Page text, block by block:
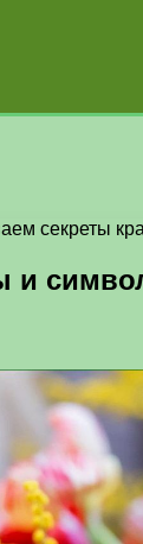
секреты
и